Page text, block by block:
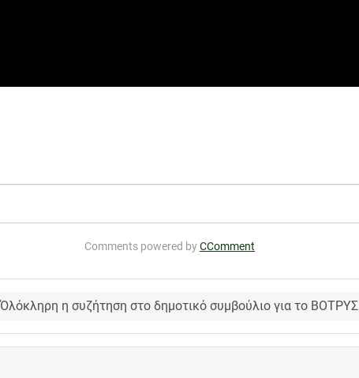
φτωχή οικογένεια με παιδί που έχει αναπηρία;
Comments powered byCComment
Όλόκληρη η συζήτηση στο δημοτικό συμβούλιο για το ΒΟΤΡΥΣ